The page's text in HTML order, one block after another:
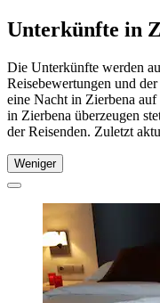
Unterkünfte in
Die Unterkünfte werden
Reisebewertungen und
eine Nacht in Zierbena
in Zierbena überzeugen
der Reisenden. Zuletzt
Weniger